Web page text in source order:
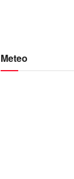
Meteo